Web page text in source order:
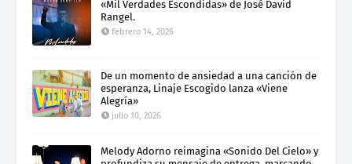
«Mil Verdades Escondidas» de José David
Rangel.
febrero 14, 2026
De un momento de ansiedad a una canción de
esperanza, Linaje Escogido lanza «Viene
Alegría»
julio 10, 2026
Melody Adorno reimagina «Sonido Del Cielo» y